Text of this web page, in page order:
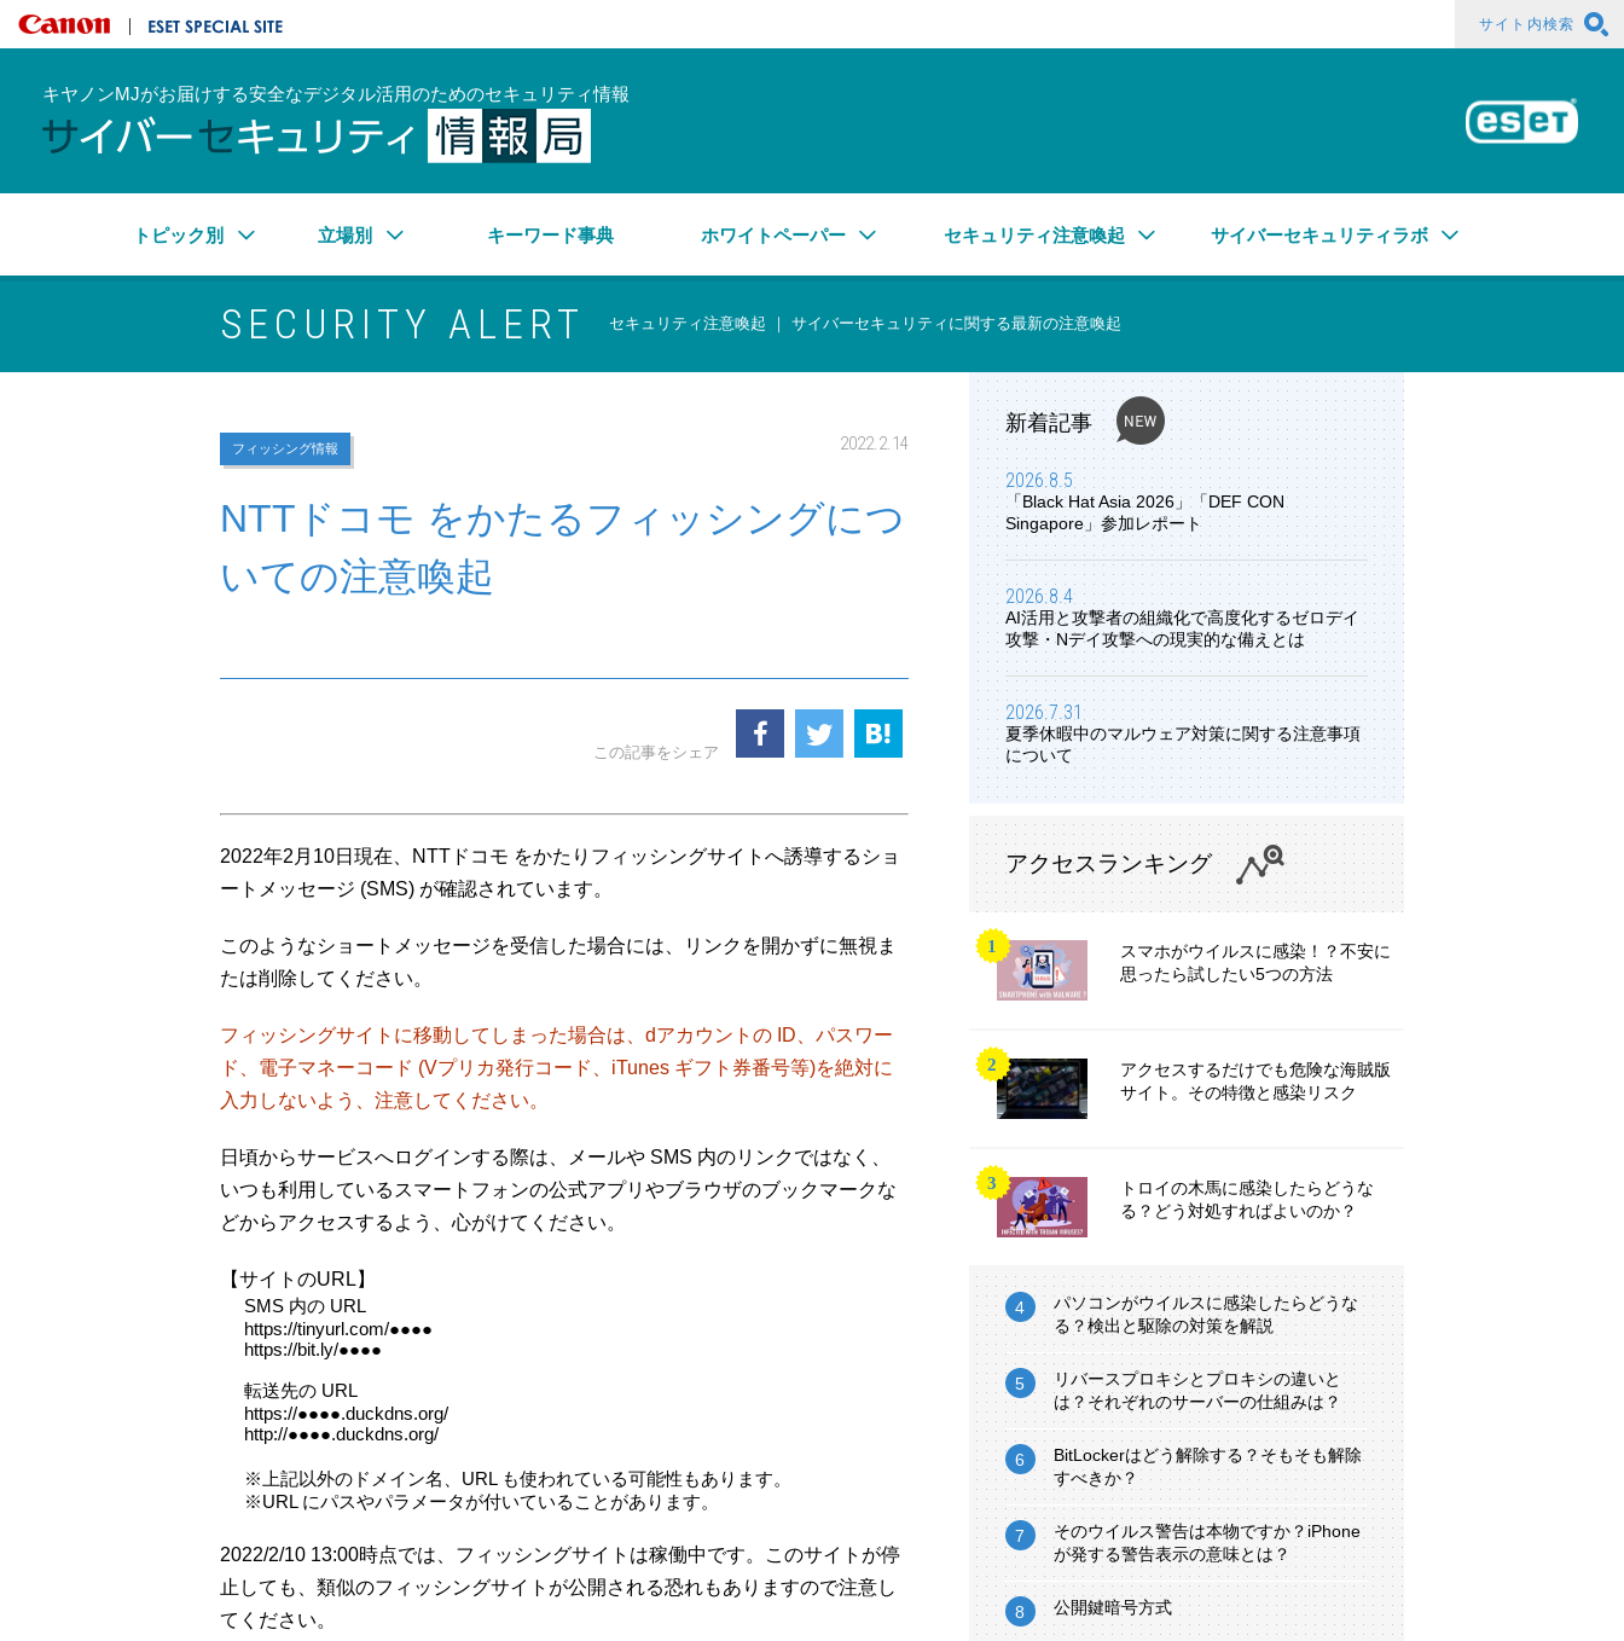
キヤノンマーケティングジャパン株式会社 サイト内検索
キヤノンMJがお届けする安全なデジタル活用のためのセキュリティ情報
トピック別 立場別 キーワード事典 ホワイトペーパー セキュリティ注意喚起 サイバーセキュリティラボ
SECURITY ALERT セキュリティ注意喚起 ｜ サイバーセキュリティに関する最新の注意喚起
フィッシング情報 2022.2.14
NTTドコモ をかたるフィッシングにつ
いての注意喚起
この記事をシェア
2022年2月10日現在、NTTドコモ をかたりフィッシングサイトへ誘導するショ
ートメッセージ (SMS) が確認されています。
このようなショートメッセージを受信した場合には、リンクを開かずに無視ま
たは削除してください。
フィッシングサイトに移動してしまった場合は、dアカウントの ID、パスワー
ド、電子マネーコード (Vプリカ発行コード、iTunes ギフト券番号等)を絶対に
入力しないよう、注意してください。
日頃からサービスへログインする際は、メールや SMS 内のリンクではなく、
いつも利用しているスマートフォンの公式アプリやブラウザのブックマークな
どからアクセスするよう、心がけてください。
【サイトのURL】
SMS 内の URL
https://tinyurl.com/●●●●
https://bit.ly/●●●●
転送先の URL
https://●●●●.duckdns.org/
http://●●●●.duckdns.org/
※上記以外のドメイン名、URL も使われている可能性もあります。
※URL にパスやパラメータが付いていることがあります。
2022/2/10 13:00時点では、フィッシングサイトは稼働中です。このサイトが停
止しても、類似のフィッシングサイトが公開される恐れもありますので注意し
てください。
新着記事
2026.8.5
「Black Hat Asia 2026」「DEF CON
Singapore」参加レポート
2026.8.4
AI活用と攻撃者の組織化で高度化するゼロデイ
攻撃・Nデイ攻撃への現実的な備えとは
2026.7.31
夏季休暇中のマルウェア対策に関する注意事項
について
アクセスランキング
スマホがウイルスに感染！？不安に
思ったら試したい5つの方法
アクセスするだけでも危険な海賊版
サイト。その特徴と感染リスク
トロイの木馬に感染したらどうな
る？どう対処すればよいのか？
パソコンがウイルスに感染したらどうな
る？検出と駆除の対策を解説
リバースプロキシとプロキシの違いと
は？それぞれのサーバーの仕組みは？
BitLockerはどう解除する？そもそも解除
すべきか？
そのウイルス警告は本物ですか？iPhone
が発する警告表示の意味とは？
公開鍵暗号方式